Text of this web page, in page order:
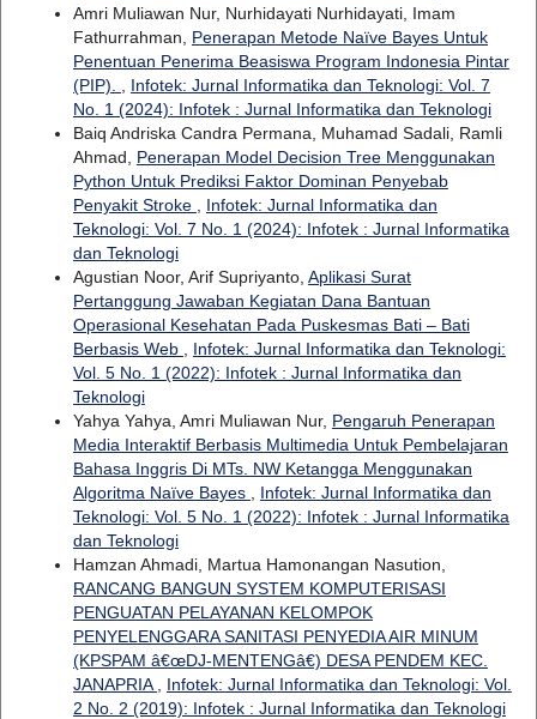
Amri Muliawan Nur, Nurhidayati Nurhidayati, Imam
Fathurrahman, Penerapan Metode Naïve Bayes Untuk
Penentuan Penerima Beasiswa Program Indonesia Pintar
(PIP).
Infotek: Jurnal Informatika dan Teknologi: Vol. 7
No. 1 (2024): Infotek : Jurnal Informatika dan Teknologi
Baiq Andriska Candra Permana, Muhamad Sadali, Ramli
Ahmad, Penerapan Model Decision Tree Menggunakan
Python Untuk Prediksi Faktor Dominan Penyebab
Penyakit Stroke
Infotek: Jurnal Informatika dan
Teknologi: Vol. 7 No. 1 (2024): Infotek : Jurnal Informatika
dan Teknologi
Agustian Noor, Arif Supriyanto, Aplikasi Surat
Pertanggung Jawaban Kegiatan Dana Bantuan
Operasional Kesehatan Pada Puskesmas Bati – Bati
Berbasis Web
Infotek: Jurnal Informatika dan Teknologi:
Vol. 5 No. 1 (2022): Infotek : Jurnal Informatika dan
Teknologi
Yahya Yahya, Amri Muliawan Nur, Pengaruh Penerapan
Media Interaktif Berbasis Multimedia Untuk Pembelajaran
Bahasa Inggris Di MTs. NW Ketangga Menggunakan
Algoritma Naïve Bayes
Infotek: Jurnal Informatika dan
Teknologi: Vol. 5 No. 1 (2022): Infotek : Jurnal Informatika
dan Teknologi
Hamzan Ahmadi, Martua Hamonangan Nasution,
RANCANG BANGUN SYSTEM KOMPUTERISASI
PENGUATAN PELAYANAN KELOMPOK
PENYELENGGARA SANITASI PENYEDIA AIR MINUM
(KPSPAM â€œDJ-MENTENGâ€) DESA PENDEM KEC.
JANAPRIA
Infotek: Jurnal Informatika dan Teknologi: Vol.
2 No. 2 (2019): Infotek : Jurnal Informatika dan Teknologi